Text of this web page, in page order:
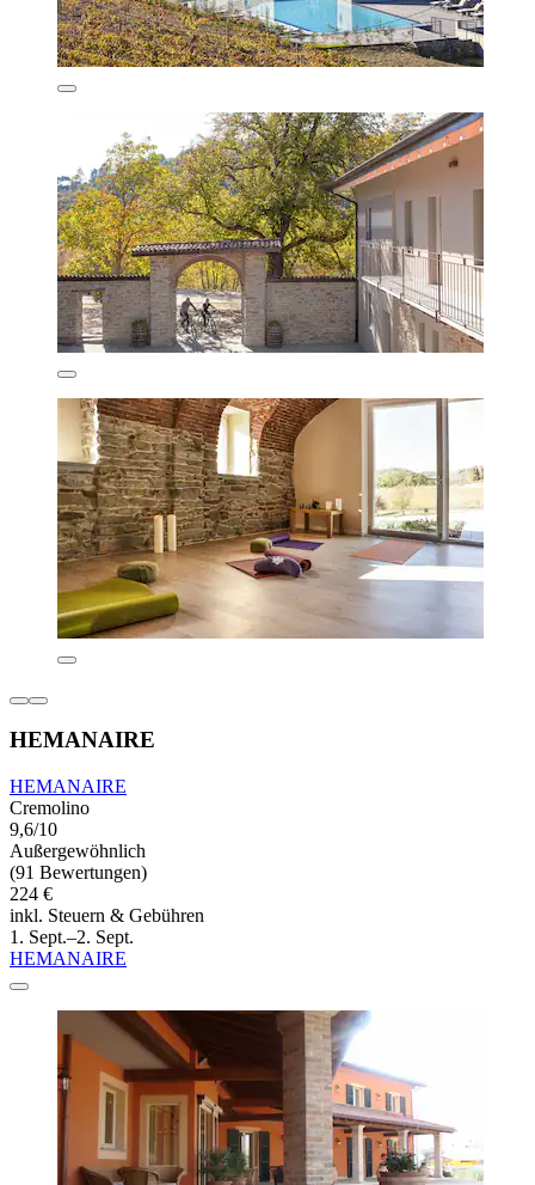
HEMANAIRE
HEMANAIRE
Cremolino
9,6/10
Außergewöhnlich
(91 Bewertungen)
224 €
inkl. Steuern & Gebühren
1. Sept.–2. Sept.
HEMANAIRE